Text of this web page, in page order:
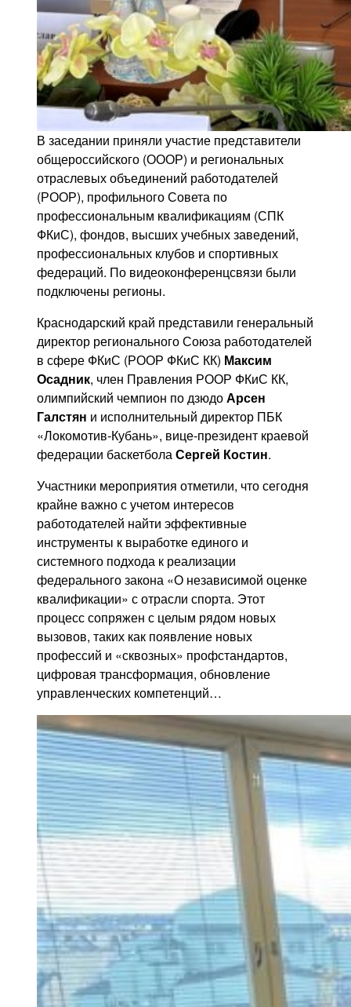
В заседании приняли участие представители
общероссийского (ОООР) и региональных
отраслевых объединений работодателей
(РООР), профильного Совета по
профессиональным квалификациям (СПК
ФКиС), фондов, высших учебных заведений,
профессиональных клубов и спортивных
федераций. По видеоконференцсвязи были
подключены регионы.
Краснодарский край представили генеральный
директор регионального Союза работодателей
в сфере ФКиС (РООР ФКиС КК) Максим
Осадник, член Правления РООР ФКиС КК,
олимпийский чемпион по дзюдоАрсен
Галстян и исполнительный директор ПБК
«Локомотив-Кубань», вице-президент краевой
федерации баскетболаСергей Костин.
Участники мероприятия отметили, что сегодня
крайне важно с учетом интересов
работодателей найти эффективные
инструменты к выработке единого и
системного подхода к реализации
федерального закона «О независимой оценке
квалификации» с отрасли спорта. Этот
процесс сопряжен с целым рядом новых
вызовов, таких как появление новых
профессий и «сквозных» профстандартов,
цифровая трансформация, обновление
управленческих компетенций…